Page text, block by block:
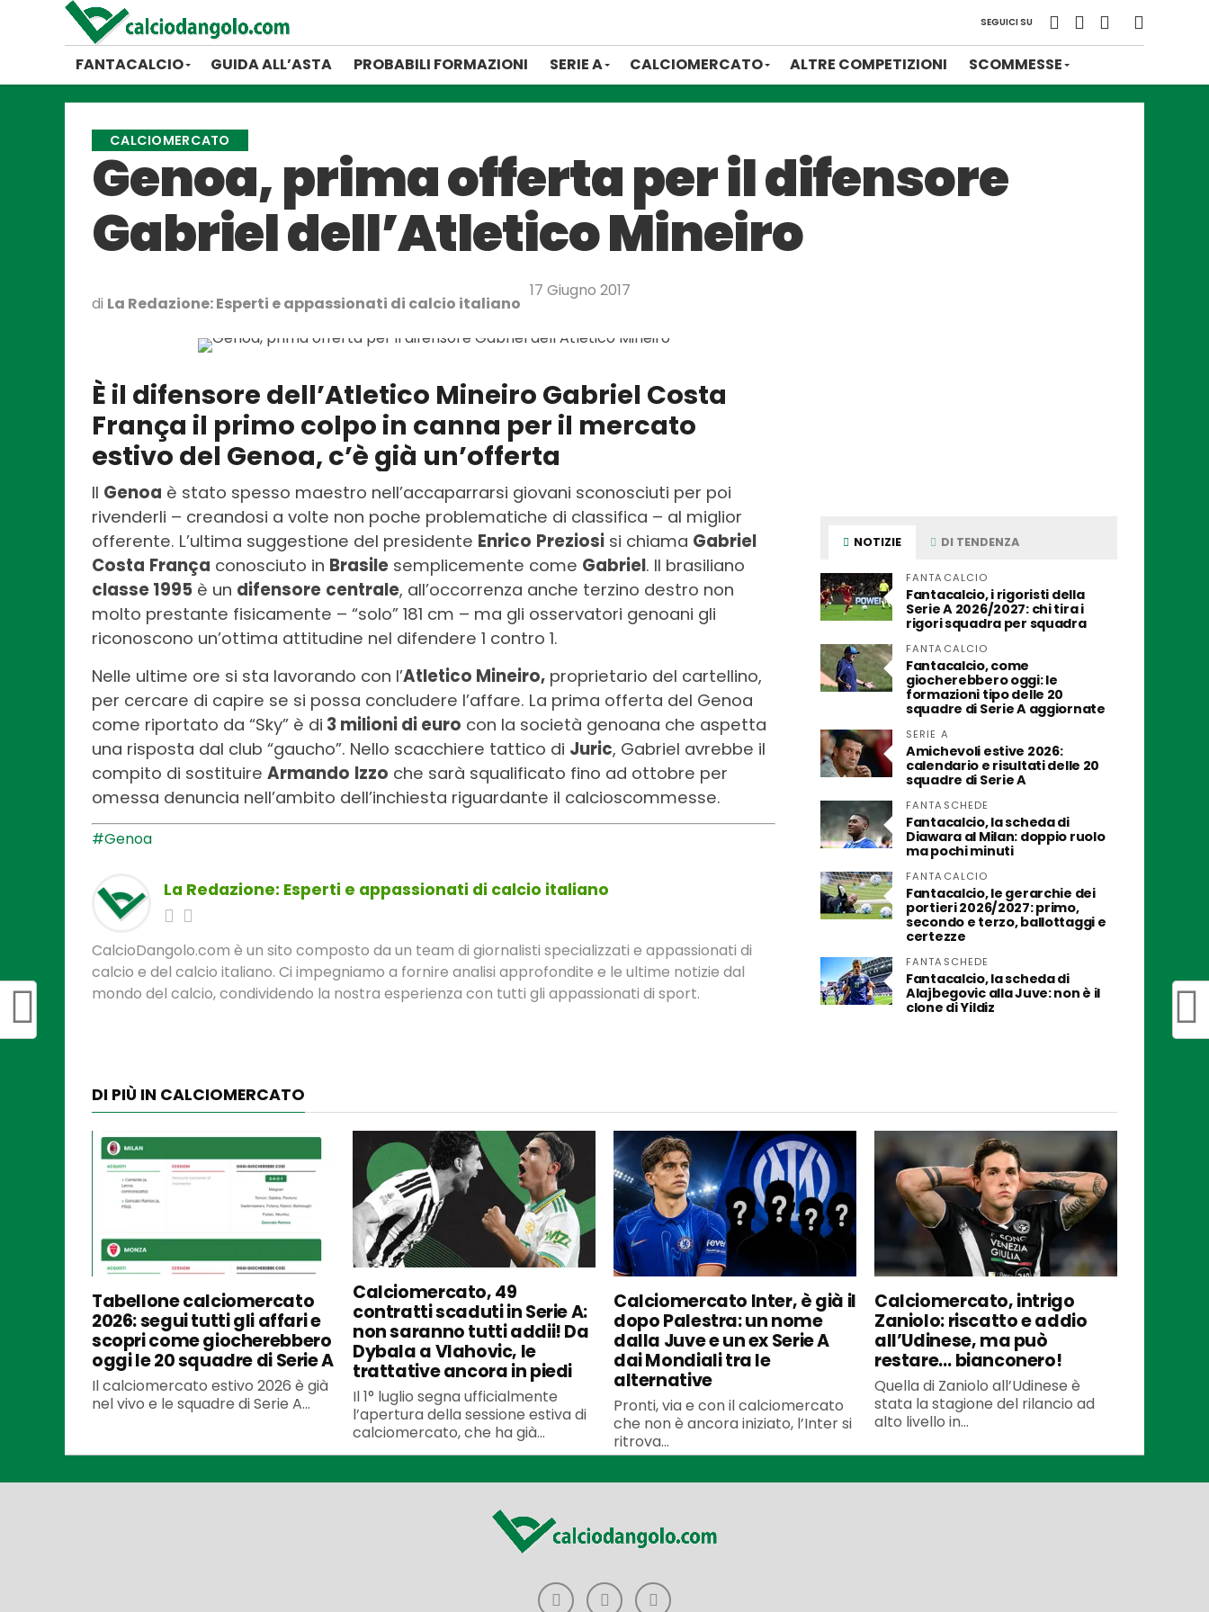
SEGUICI SU
FANTACALCIO GUIDA ALL’ASTA PROBABILI FORMAZIONI SERIE A CALCIOMERCATO ALTRE COMPETIZIONI SCOMMESSE
CALCIOMERCATO
Genoa, prima offerta per il difensore
Gabriel dell’Atletico Mineiro
di La Redazione: Esperti e appassionati di calcio italiano
17 Giugno 2017
È il difensore dell’Atletico Mineiro Gabriel Costa
França il primo colpo in canna per il mercato
estivo del Genoa, c’è già un’offerta
Il Genoa è stato spesso maestro nell’accaparrarsi giovani sconosciuti per poi
rivenderli – creandosi a volte non poche problematiche di classifica – al miglior
offerente. L’ultima suggestione del presidente Enrico Preziosi si chiama Gabriel
Costa França conosciuto in Brasile semplicemente come Gabriel. Il brasiliano
classe 1995 è un difensore centrale, all’occorrenza anche terzino destro non
molto prestante fisicamente – “solo” 181 cm – ma gli osservatori genoani gli
riconoscono un’ottima attitudine nel difendere 1 contro 1.
Nelle ultime ore si sta lavorando con l’Atletico Mineiro, proprietario del cartellino,
per cercare di capire se si possa concludere l’affare. La prima offerta del Genoa
come riportato da “Sky” è di 3 milioni di euro con la società genoana che aspetta
una risposta dal club “gaucho”. Nello scacchiere tattico di Juric, Gabriel avrebbe il
compito di sostituire Armando Izzo che sarà squalificato fino ad ottobre per
omessa denuncia nell’ambito dell’inchiesta riguardante il calcioscommesse.
#Genoa
La Redazione: Esperti e appassionati di calcio italiano
CalcioDangolo.com è un sito composto da un team di giornalisti specializzati e appassionati di
calcio e del calcio italiano. Ci impegniamo a fornire analisi approfondite e le ultime notizie dal
mondo del calcio, condividendo la nostra esperienza con tutti gli appassionati di sport.
NOTIZIE DI TENDENZA
FANTACALCIO
Fantacalcio, i rigoristi della
Serie A 2026/2027: chi tira i
rigori squadra per squadra
FANTACALCIO
Fantacalcio, come
giocherebbero oggi: le
formazioni tipo delle 20
squadre di Serie A aggiornate
SERIE A
Amichevoli estive 2026:
calendario e risultati delle 20
squadre di Serie A
FANTASCHEDE
Fantacalcio, la scheda di
Diawara al Milan: doppio ruolo
ma pochi minuti
FANTACALCIO
Fantacalcio, le gerarchie dei
portieri 2026/2027: primo,
secondo e terzo, ballottaggi e
certezze
FANTASCHEDE
Fantacalcio, la scheda di
Alajbegovic alla Juve: non è il
clone di Yildiz
DI PIÙ IN CALCIOMERCATO
Tabellone calciomercato
2026: segui tutti gli affari e
scopri come giocherebbero
oggi le 20 squadre di Serie A
Il calciomercato estivo 2026 è già
nel vivo e le squadre di Serie A...
Calciomercato, 49
contratti scaduti in Serie A:
non saranno tutti addii! Da
Dybala a Vlahovic, le
trattative ancora in piedi
Il 1° luglio segna ufficialmente
l’apertura della sessione estiva di
calciomercato, che ha già...
Calciomercato Inter, è già il
dopo Palestra: un nome
dalla Juve e un ex Serie A
dai Mondiali tra le
alternative
Pronti, via e con il calciomercato
che non è ancora iniziato, l’Inter si
ritrova...
Calciomercato, intrigo
Zaniolo: riscatto e addio
all’Udinese, ma può
restare… bianconero!
Quella di Zaniolo all’Udinese è
stata la stagione del rilancio ad
alto livello in...